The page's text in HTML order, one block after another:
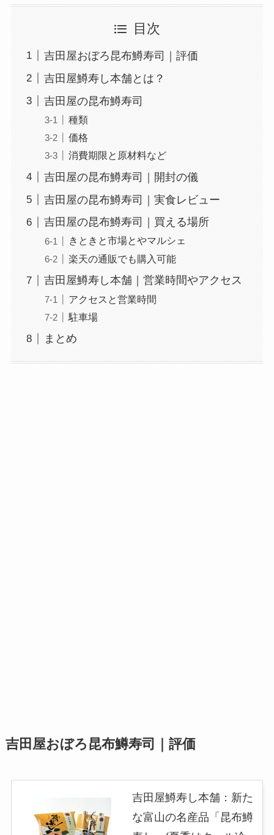
目次
吉田屋おぼろ昆布鱒寿司｜評価
吉田屋鱒寿し本舗とは？
吉田屋の昆布鱒寿司
種類
価格
消費期限と原材料など
吉田屋の昆布鱒寿司｜開封の儀
吉田屋の昆布鱒寿司｜実食レビュー
吉田屋の昆布鱒寿司｜買える場所
きときと市場とやマルシェ
楽天の通販でも購入可能
吉田屋鱒寿し本舗｜営業時間やアクセス
アクセスと営業時間
駐車場
まとめ
吉田屋おぼろ昆布鱒寿司｜評価
吉田屋鱒寿し本舗：新た
な富山の名産品「昆布鱒